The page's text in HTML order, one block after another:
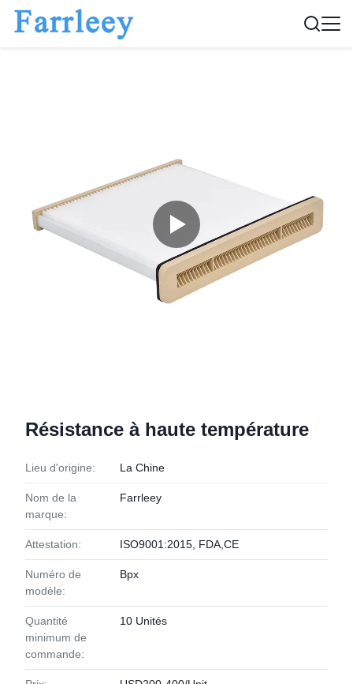
Résistance à haute température
Lieu d'origine: La Chine
Nom de la
marque:
Farrleey
Attestation: ISO9001:2015, FDA,CE
Numéro de
modèle:
Bpx
Quantité
minimum de
commande:
10 Unités